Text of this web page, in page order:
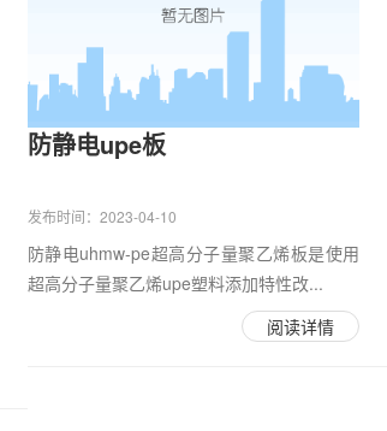
防静电upe板
发布时间：2023-04-10
防静电uhmw-pe超高分子量聚乙烯板是使用
超高分子量聚乙烯upe塑料添加特性改...
阅读详情